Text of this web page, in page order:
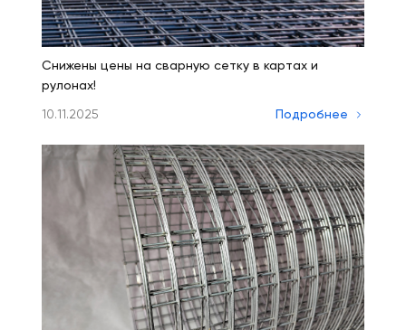
Снижены цены на сварную сетку в картах и
рулонах!
10.11.2025 Подробнее